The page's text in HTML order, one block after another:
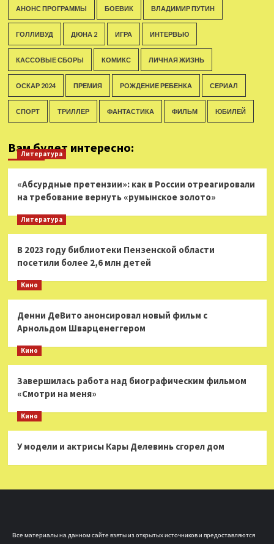
АНОНС ПРОГРАММЫ БОЕВИК ВЛАДИМИР ПУТИН
ГОЛЛИВУД ДЮНА 2 ИГРА ИНТЕРВЬЮ
КАССОВЫЕ СБОРЫ КОМИКС ЛИЧНАЯ ЖИЗНЬ
ОСКАР 2024 ПРЕМИЯ РОЖДЕНИЕ РЕБЕНКА СЕРИАЛ
СПОРТ ТРИЛЛЕР ФАНТАСТИКА ФИЛЬМ ЮБИЛЕЙ
Вам будет интересно:
Литература
«Абсурдные претензии»: как в России отреагировали
на требование вернуть «румынское золото»
Литература
В 2023 году библиотеки Пензенской области
посетили более 2,6 млн детей
Кино
Денни ДеВито анонсировал новый фильм с
Арнольдом Шварценеггером
Кино
Завершилась работа над биографическим фильмом
«Смотри на меня»
Кино
У модели и актрисы Кары Делевинь сгорел дом
Все материалы на данном сайте взяты из открытых источников и предоставляются